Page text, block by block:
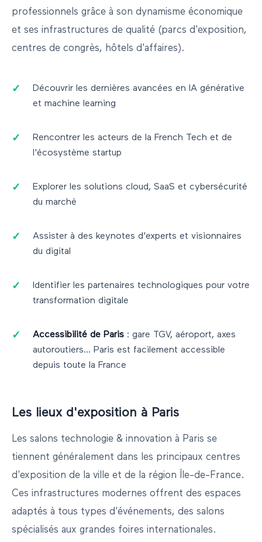
professionnels grâce à son dynamisme économique
et ses infrastructures de qualité (parcs d'exposition,
centres de congrès, hôtels d'affaires).
Découvrir les dernières avancées en IA générative
et machine learning
Rencontrer les acteurs de la French Tech et de
l'écosystème startup
Explorer les solutions cloud, SaaS et cybersécurité
du marché
Assister à des keynotes d'experts et visionnaires
du digital
Identifier les partenaires technologiques pour votre
transformation digitale
Accessibilité de Paris : gare TGV, aéroport, axes
autoroutiers... Paris est facilement accessible
depuis toute la France
Les lieux d'exposition à Paris
Les salons technologie & innovation à Paris se
tiennent généralement dans les principaux centres
d'exposition de la ville et de la région
Île-de-France.
Ces infrastructures modernes offrent des espaces
adaptés à tous types d'événements, des salons
spécialisés aux grandes foires internationales.